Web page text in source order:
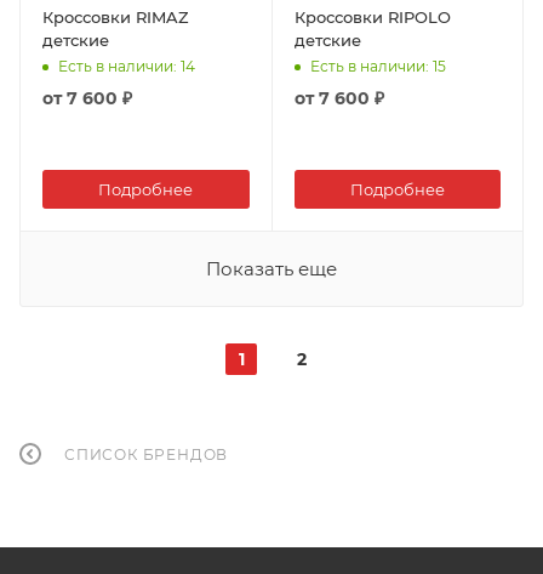
Кроссовки RIMAZ
детские
Есть в наличии: 14
от7 600 ₽
Подробнее
Кроссовки RIPOLO
детские
Есть в наличии: 15
от7 600 ₽
Подробнее
Показать еще
1 2
СПИСОК БРЕНДОВ